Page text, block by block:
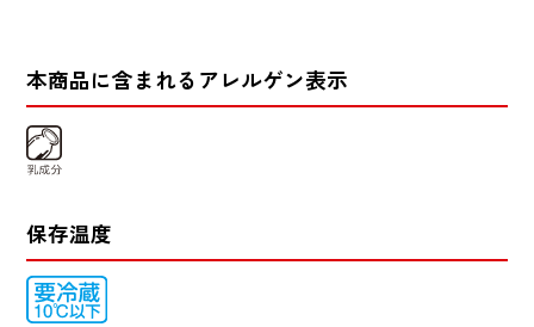
本商品に含まれるアレルゲン表示
保存温度